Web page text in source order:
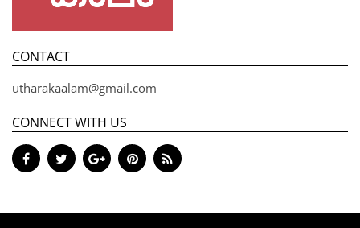
CONTACT
utharakaalam@gmail.com
CONNECT WITH US